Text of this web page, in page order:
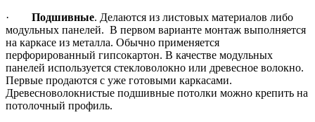
· Подшивные. Делаются из листовых материалов либо
модульных панелей. В первом варианте монтаж выполняется
на каркасе из металла. Обычно применяется
перфорированный гипсокартон. В качестве модульных
панелей используется стекловолокно или древесное волокно.
Первые продаются с уже готовыми каркасами.
Древесноволокнистые подшивные потолки можно крепить на
потолочный профиль.